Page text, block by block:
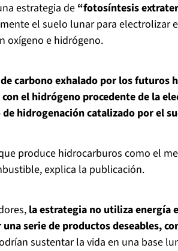
estrategia de “fotosíntesis
el suelo lunar para electrolizar
oxígeno e hidrógeno.
carbono exhalado por los futuros
el hidrógeno procedente de la
hidrogenación catalizado por el
produce hidrocarburos como el
explica la publicación.
la estrategia no utiliza energía
serie de productos deseables,
sustentar la vida en una base